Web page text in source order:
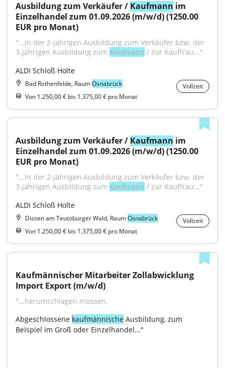
Ausbildung zum Verkäufer / Kaufmann im
Einzelhandel zum 01.09.2026 (m/w/d) (1250.00
EUR pro Monat)
"...In der 2-jährigen Ausbildung zum Verkäufer bzw. der
3-jährigen Ausbildung zum Kaufmann / zur Kauffrau..."
ALDI Schloß Holte
Bad Rothenfelde, RaumOsnabrück
Vollzeit
Von 1.250,00 € bis 1.375,00 € pro Monat
Ausbildung zum Verkäufer / Kaufmann im
Einzelhandel zum 01.09.2026 (m/w/d) (1250.00
EUR pro Monat)
"...In der 2-jährigen Ausbildung zum Verkäufer bzw. der
3-jährigen Ausbildung zum Kaufmann / zur Kauffrau..."
ALDI Schloß Holte
Dissen am Teutoburger Wald, RaumOsnabrück
Vollzeit
Von 1.250,00 € bis 1.375,00 € pro Monat
Kaufmännischer Mitarbeiter Zollabwicklung
Import Export (m/w/d)
"...herumschlagen müssen.
Abgeschlossene kaufmännische Ausbildung, zum
Beispiel im Groß oder Einzelhandel..."